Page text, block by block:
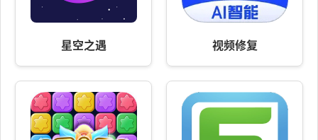
星空之遇 视频修复